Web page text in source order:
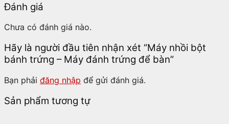
Đánh giá
Chưa có đánh giá nào.
Hãy là người đầu tiên nhận xét “Máy nhồi bột
bánh trứng – Máy đánh trứng để bàn”
Bạn phải đăng nhập để gửi đánh giá.
Sản phẩm tương tự